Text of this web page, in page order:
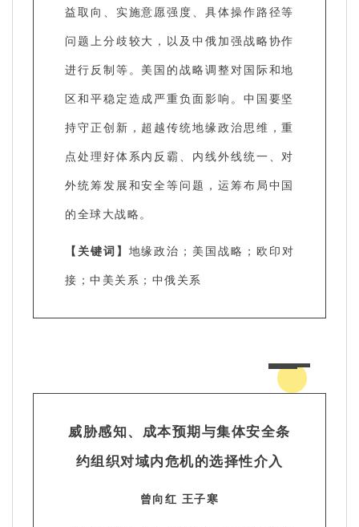
益取向、实施意愿强度、具体操作路径等
问题上分歧较大，以及中俄加强战略协作
进行反制等。美国的战略调整对国际和地
区和平稳定造成严重负面影响。中国要坚
持守正创新，超越传统地缘政治思维，重
点处理好体系内反霸、内线外线统一、对
外统筹发展和安全等问题，运筹布局中国
的全球大战略。
【关键词】 地缘政治；美国战略；欧印对
接；中美关系；中俄关系
威胁感知、成本预期与集体安全条
约组织对域内危机的选择性介入
曾向红 王子寒